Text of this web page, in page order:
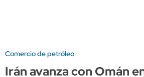
Comercio de petróleo
Irán avanza con Omán